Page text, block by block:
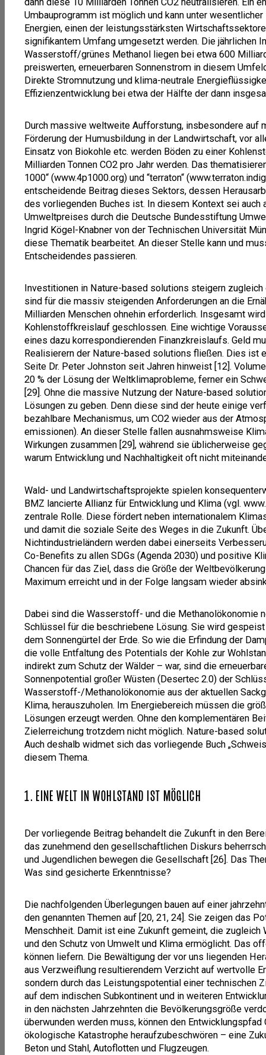
Umbauprogramm ist möglich und kann unter
Energien, einen der leistungsstärksten
signifikantem Umfang umgesetzt werden. Die jährlichen
Wasserstoff/grünes Methanol liegen bei etwa 600
preiswerten, erneuerbaren Sonnenstrom in diesem
Direkte Stromnutzung und klima-neutrale
Effizienzentwicklung bei etwa der Hälfte der dann
Durch massive weltweite Aufforstung, insbesondere auf
Förderung der Humusbildung in der Landwirtschaft, vor
Einsatz von Biokohle etc. werden Böden zu einer
Milliarden Tonnen CO2 pro Jahr werden. Das
1000“ (www.4p1000.org) und “terraton“
entscheidende Beitrag dieses Sektors, dessen
des vorliegenden Buches ist. In diesem Kontext sei auch
Umweltpreises durch die Deutsche Bundesstiftung
Ingrid Kögel-Knabner von der Technischen Universität
diese Thematik bearbeitet. An dieser Stelle kann und
Entscheidendes passieren.
Investitionen in Nature-based solutions steigern
sind für die massiv steigenden Anforderungen an die
Milliarden Menschen ohnehin erforderlich. Insgesamt
Kohlenstoffkreislauf geschlossen. Eine wichtige
eines dazu korrespondierenden Finanzkreislaufs. Geld
Realisierern der Nature-based solutions fließen. Dies ist
Seite Dr. Peter Johnston seit Jahren hinweist [12].
20 % der Lösung der Weltklimaprobleme, ferner ein
[29]. Ohne die massive Nutzung der Nature-based
Lösungen zu geben. Denn diese sind der heute einige
bezahlbare Mechanismus, um CO2 wieder aus der
emissionen). An dieser Stelle fallen ausnahmsweise
Wirkungen zusammen [29], während sie üblicherweise
warum Entwicklung und Nachhaltigkeit oft nicht
Wald- und Landwirtschaftsprojekte spielen
BMZ lancierte Allianz für Entwicklung und Klima (vgl.
zentrale Rolle. Diese fördert neben internationalem
und damit die soziale Seite des Weges in die Zukunft.
Nichtindustrieländern werden dabei einerseits
Co-Benefits zu allen SDGs (Agenda 2030) und positive
Chancen für das Ziel, dass die Größe der
Maximum erreicht und in der Folge langsam wieder
Dabei sind die Wasserstoff- und die Methanolökonomie
Schlüssel für die beschriebene Lösung. Sie wird
dem Sonnengürtel der Erde. So wie die Erfindung der
die volle Entfaltung des Potentials der Kohle zur
indirekt zum Schutz der Wälder – war, sind die
Sonnenpotential großer Wüsten (Desertec 2.0) der
Wasserstoff-/Methanolökonomie aus der aktuellen
Klima, herauszuholen. Im Energiebereich müssen die
Lösungen erzeugt werden. Ohne den komplementären
Zielerreichung trotzdem nicht möglich. Nature-based
Auch deshalb widmet sich das vorliegende Buch
diesem Thema.
1. EINE WELT IN WOHLSTAND IST MÖGLICH
Der vorliegende Beitrag behandelt die Zukunft in den
das zunehmend den gesellschaftlichen Diskurs
und Jugendlichen bewegen die Gesellschaft [26]. Das
Was sind gesicherte Erkenntnisse?
Die nachfolgenden Überlegungen bauen auf einer
den genannten Themen auf [20, 21, 24]. Sie zeigen das
Menschheit. Damit ist eine Zukunft gemeint, die
und den Schutz von Umwelt und Klima ermöglicht. Das
können liefern. Die Bewältigung der vor uns liegenden
aus Verzweiflung resultierendem Verzicht auf wertvolle
sondern durch das Leistungspotential einer technischen
auf dem indischen Subkontinent und in weiteren
in den nächsten Jahrzehnten die Bevölkerungsgröße
überwunden werden muss, können den
ökologische Katastrophe heraufzubeschwören – eine
Beton und Stahl, Autoflotten und Flugzeugen.